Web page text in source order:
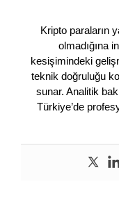
Kripto paraların
olmadığına
kesişimindeki
teknik doğruluğu
sunar. Analitik
Türkiye’de